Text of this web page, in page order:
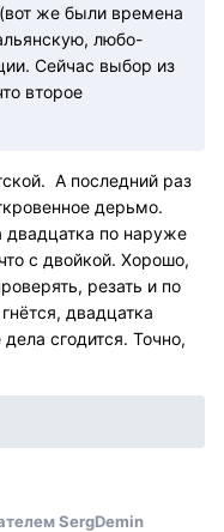
же были времена
любо-
Сейчас выбор из
второе
А последний раз
дерьмо.
двадцатка по наруже
с двойкой. Хорошо,
резать и по
двадцатка
сгодится. Точно,
SergDemin